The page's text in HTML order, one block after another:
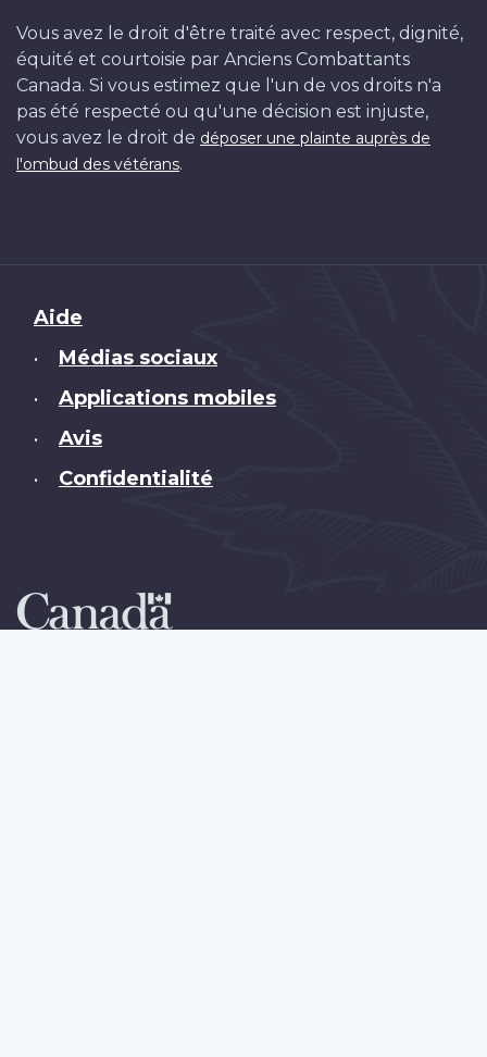
Vous avez le droit d'être traité avec respect, dignité,
équité et courtoisie par Anciens Combattants
Canada. Si vous estimez que l'un de vos droits n'a
pas été respecté ou qu'une décision est injuste,
vous avez le droit de déposer une plainte auprès de
l'ombud des vétérans.
Brand
Aide
• Médias sociaux
• Applications mobiles
• Avis
• Confidentialité